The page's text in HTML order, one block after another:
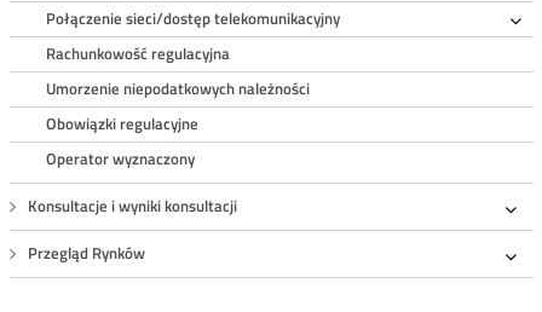
Połączenie sieci/dostęp telekomunikacyjny
Rachunkowość regulacyjna
Umorzenie niepodatkowych należności
Obowiązki regulacyjne
Operator wyznaczony
Konsultacje i wyniki konsultacji
Przegląd Rynków